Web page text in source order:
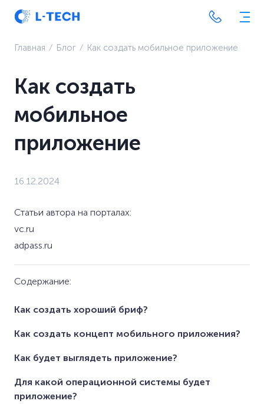
Главная ⁄ Блог ⁄ Как создать мобильное приложение
Как создать
мобильное
приложение
16.12.2024
Статьи автора на порталах:
vc.ru
adpass.ru
Содержание:
Как создать хороший бриф?
Как создать концепт мобильного приложения?
Как будет выглядеть приложение?
Для какой операционной системы будет
приложение?